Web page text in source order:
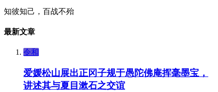
知彼知己，百战不殆
最新文章
令和
爱媛松山展出正冈子规于愚陀佛庵挥毫墨宝，
讲述其与夏目漱石之交谊